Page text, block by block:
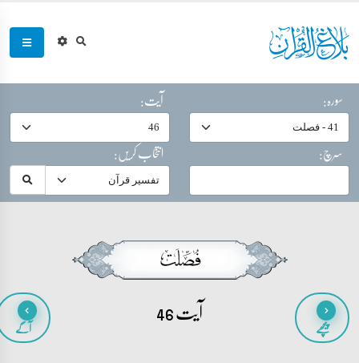
سورہ:
آیت:
سرچ:
انتخاب کریں:
پیچھے آیت 46 آگے